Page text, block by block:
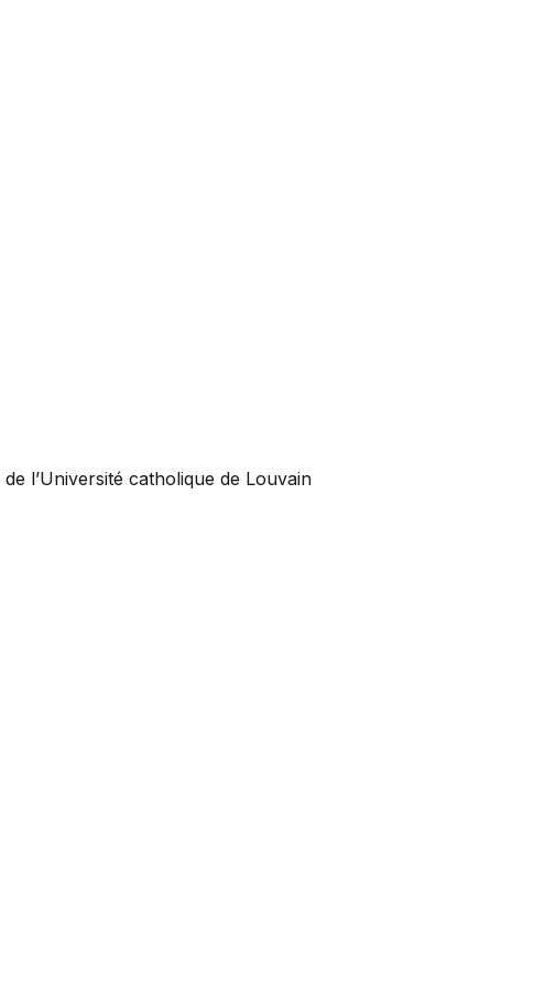
de l’Université catholique de Louvain